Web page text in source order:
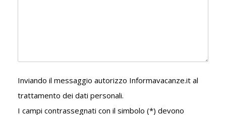
Inviando il messaggio autorizzo Informavacanze.it al
trattamento dei dati personali.
I campi contrassegnati con il simbolo (*) devono